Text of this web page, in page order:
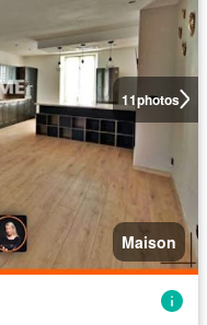
11photos
Maison